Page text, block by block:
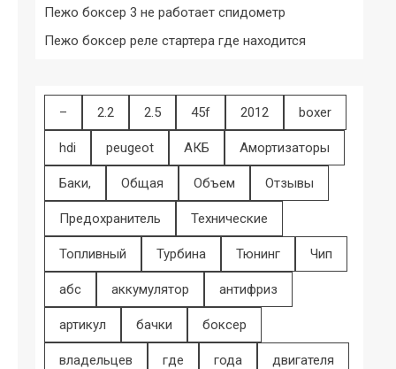
Пежо боксер 3 не работает спидометр
Пежо боксер реле стартера где находится
– 2.2 2.5 45f 2012 boxer
hdi peugeot АКБ Амортизаторы
Баки, Общая Объем Отзывы
Предохранитель Технические
Топливный Турбина Тюнинг Чип
абс аккумулятор антифриз
артикул бачки боксер
владельцев где года двигателя